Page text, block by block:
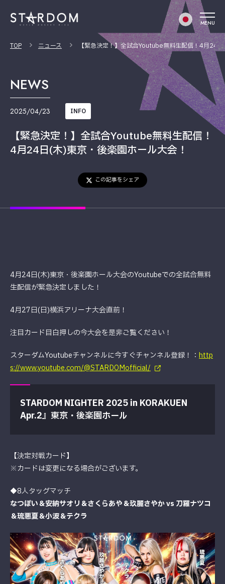
MENU
TOP ニュース 【緊急決定！】全試合Youtube無料生配信！4月24
NEWS
2025/04/23 INFO
【緊急決定！】全試合Youtube無料生配信！
4月24日(木)東京・後楽園ホール大会！
この記事をシェア
4月24日(木)東京・後楽園ホール大会のYoutubeでの全試合無料
生配信が緊急決定しました！
4月27日(日)横浜アリーナ大会直前！
注目カード目白押しの今大会を是非ご覧ください！
スターダムYoutubeチャンネルに今すぐチャンネル登録！： http
s://www.youtube.com/@STARDOMofficial/
STARDOM NIGHTER 2025 in KORAKUEN
Apr.2』 東京・後楽園ホール
【決定対戦カード】
※カードは変更になる場合がございます。
◆8人タッグマッチ
なつぽい＆安納サオリ＆さくらあや＆玖麗さやか vs 刀羅ナツコ
＆琉悪夏＆小波＆テクラ